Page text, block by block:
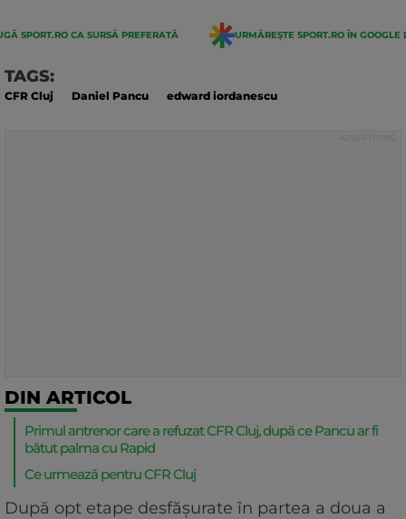
SPORT.RO CA SURSĂ PREFERATĂ URMĂREȘTE SPORT.RO ÎN GOOGLE
TAGS:
CFR Cluj Daniel Pancu edward iordanescu
DIN ARTICOL
Primul antrenor care a refuzat CFR Cluj, după ce Pancu ar fi
bătut palma cu Rapid
Ce urmează pentru CFR Cluj
După opt etape desfășurate în partea a doua a